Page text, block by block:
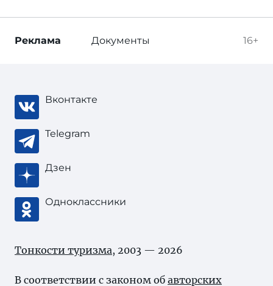
16+
Реклама Документы
Вконтакте
Telegram
Дзен
Одноклассники
Тонкости туризма, 2003 — 2026
В соответствии с законом об авторских